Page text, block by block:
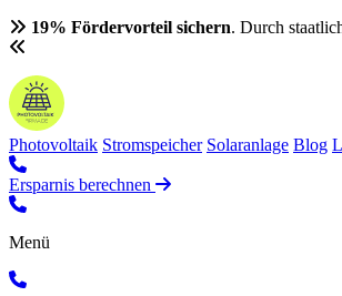
19% Fördervorteil sichern. Durch
Photovoltaik Stromspeicher Solaranlage Blog
Ersparnis berechnen
Menü